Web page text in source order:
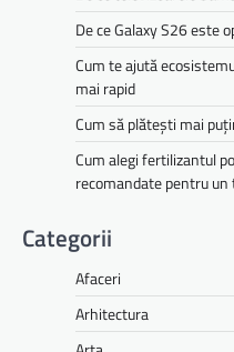
De ce Galaxy S26 este
Cum te ajută
mai rapid
Cum să plătești mai
Cum alegi fertilizantul
recomandate pentru
Categorii
Afaceri
Arhitectura